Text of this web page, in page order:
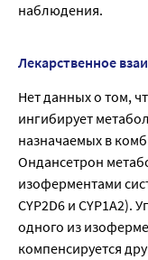
наблюдения.
Лекарственное
Нет данных о том,
ингибирует
назначаемых в
Ондансетрон
изоферментами
CYP2D6 и CYP1A2).
одного из
компенсируется